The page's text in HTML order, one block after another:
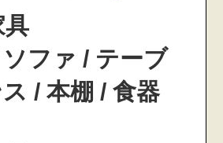
具
ファ / テーブ
/ 本棚 / 食器